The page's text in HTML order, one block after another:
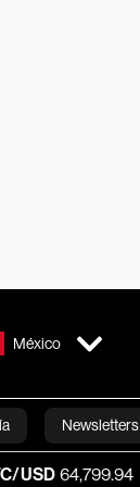
México
Newsletters
+0.63%